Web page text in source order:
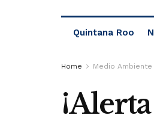
Quintana Roo
Home Medio Ambiente